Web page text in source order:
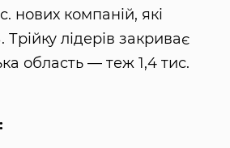
нових компаній, які
Трійку лідерів закриває
область — теж 1,4 тис.